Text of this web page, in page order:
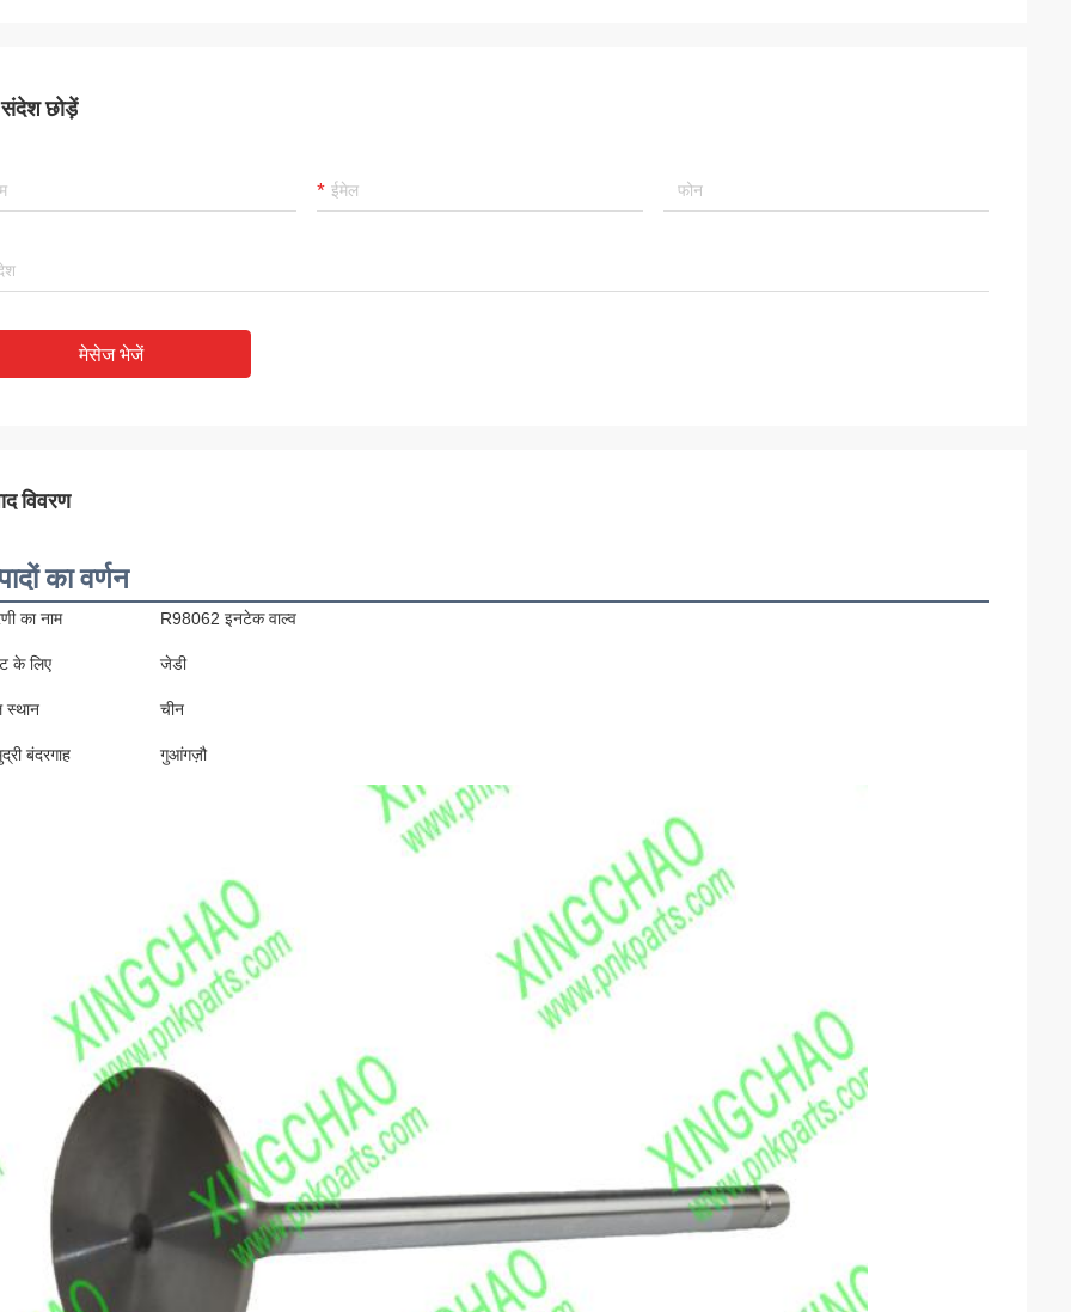
छोड़ें
मेसेज भेजें
विवरण
का वर्णन
का नाम R98062 इनटेक वाल्व
के लिए जेडी
स्थान चीन
बंदरगाह गुआंगज़ौ